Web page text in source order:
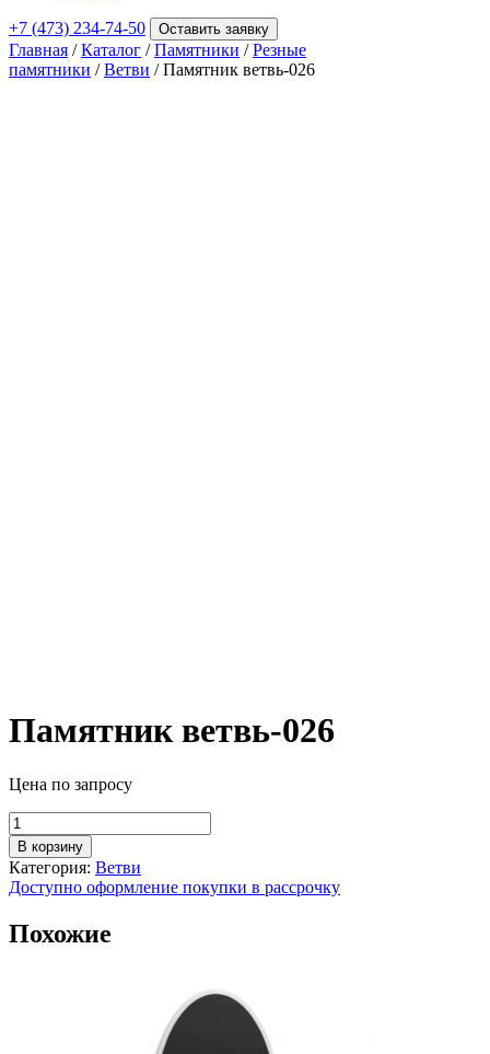
+7 (473) 234-74-50 Оставить заявку
Главная /Каталог /Памятники /Резные
памятники /Ветви / Памятник ветвь-026
Памятник ветвь-026
Цена по запросу
Количество
товара
Памятник
ветвь-026
В корзину
Категория: Ветви
Доступно оформление покупки в рассрочку
Похожие